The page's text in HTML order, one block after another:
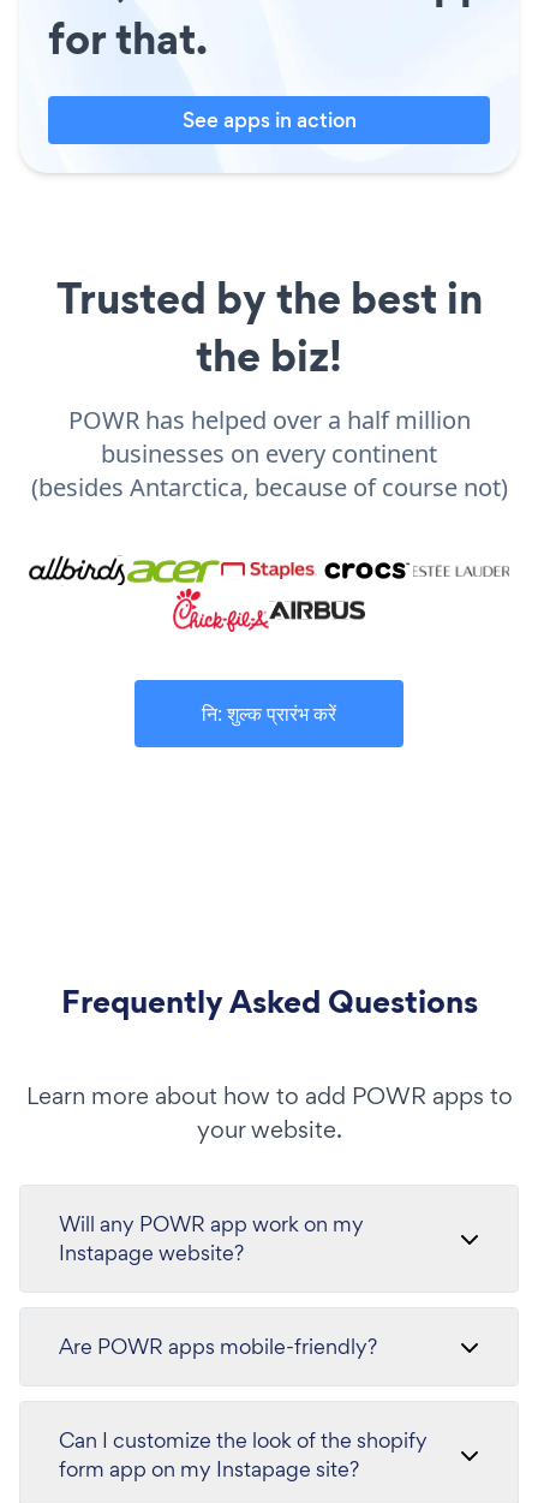
for that.
See apps in action
Trusted by the best in
the biz!
POWR has helped over a half million
businesses on every continent
(besides Antarctica, because of course not)
नि: शुल्क प्रारंभ करें
Frequently Asked Questions
Learn more about how to add POWR apps to
your website.
Will any POWR app work on my
Instapage website?
Are POWR apps mobile-friendly?
Can I customize the look of the shopify
form app on my Instapage site?